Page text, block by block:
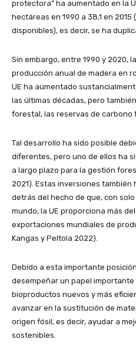
protectora” ha aumentado en la
hectáreas en 1990 a 38,1 en
disponibles), es decir, se ha
Sin embargo, entre 1990 y 2020,
producción anual de madera en
UE ha aumentado
las últimas décadas, pero
forestal, las reservas de carbono
Tal desarrollo ha sido posible
diferentes, pero uno de ellos ha
a largo plazo para la gestión
2021). Estas inversiones
detrás del hecho de que, con
mundo, la UE proporciona más
exportaciones mundiales de
Kangas y Peltola 2022).
Debido a esta importante
desempeñar un papel importante
bioproductos nuevos y más
avanzar en la sustitución de
origen fósil, es decir, ayudar a
sostenibles.